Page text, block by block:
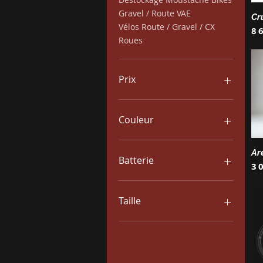
Gravel / Route VAE
Vélos Route / Gravel / CX
Roues
Prix
0 €
Couleur
Batterie
500wh
600wh
800wh
Taille
16
8
3